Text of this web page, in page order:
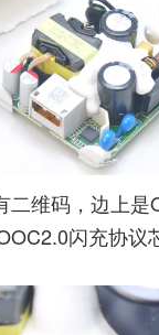
二维码，边上是
闪充协议